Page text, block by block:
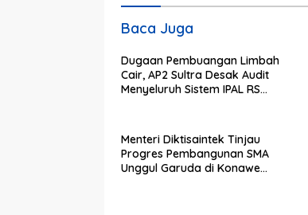
Baca Juga
Dugaan Pembuangan Limbah
Cair, AP2 Sultra Desak Audit
Menyeluruh Sistem IPAL RS
Menteri Diktisaintek Tinjau
Progres Pembangunan SMA
Unggul Garuda di Konawe